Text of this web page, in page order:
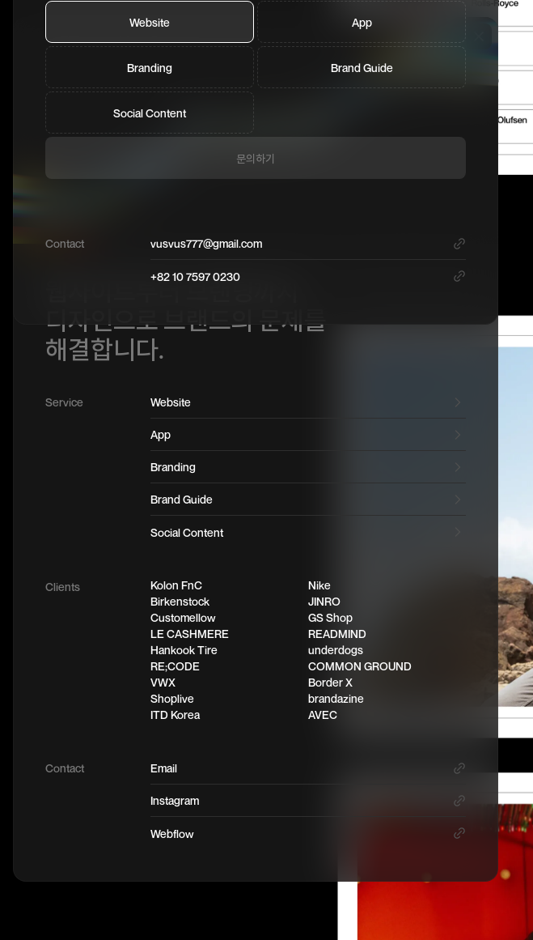
웹사이트부터 브랜딩까지
디자인으로 브랜드의 문제를
해결합니다.
Service Website
App
Branding
Brand Guide
Social Content
Clients
Kolon FnC
Birkenstock
Customellow
LE CASHMERE
Hankook Tire
RE;CODE
VWX
Shoplive
ITD Korea
Nike
JINRO
GS Shop
READMIND
underdogs
COMMON GROUND
Border X
brandazine
AVEC
Contact Email
Instagram
Webflow
Website App
Branding Brand Guide
Social Content
문의하기
Contact vusvus777@gmail.com
+82 10 7597 0230